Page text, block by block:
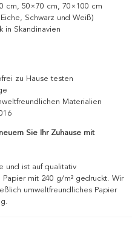
cm, 50×70 cm, 70×100 cm
Schwarz und Weiß)
in Skandinavien
zu Hause testen
Materialien
Sie Ihr Zuhause mit
und ist auf qualitativ
mit 240 g/m² gedruckt. Wir
umweltfreundliches Papier